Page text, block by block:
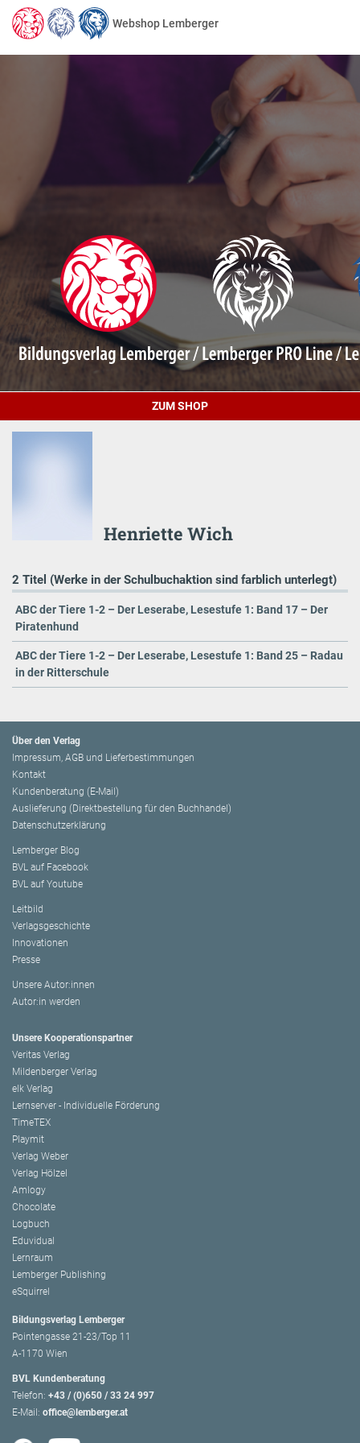
Webshop Lemberger
ZUM SHOP
Henriette Wich
2 Titel (Werke in der Schulbuchaktion sind farblich unterlegt)
ABC der Tiere 1-2 – Der Leserabe, Lesestufe 1: Band 17 – Der
Piratenhund
ABC der Tiere 1-2 – Der Leserabe, Lesestufe 1: Band 25 – Radau
in der Ritterschule
Über den Verlag
Impressum, AGB und Lieferbestimmungen
Kontakt
Kundenberatung (E-Mail)
Auslieferung (Direktbestellung für den Buchhandel)
Datenschutzerklärung
Lemberger Blog
BVL auf Facebook
BVL auf Youtube
Leitbild
Verlagsgeschichte
Innovationen
Presse
Unsere Autor:innen
Autor:in werden
Unsere Kooperationspartner
Veritas Verlag
Mildenberger Verlag
elk Verlag
Lernserver - Individuelle Förderung
TimeTEX
Playmit
Verlag Weber
Verlag Hölzel
Amlogy
Chocolate
Logbuch
Eduvidual
Lernraum
Lemberger Publishing
eSquirrel
Bildungsverlag Lemberger
Pointengasse 21-23/Top 11
A-1170 Wien
BVL Kundenberatung
Telefon: +43 / (0)650 / 33 24 997
E-Mail: office@lemberger.at